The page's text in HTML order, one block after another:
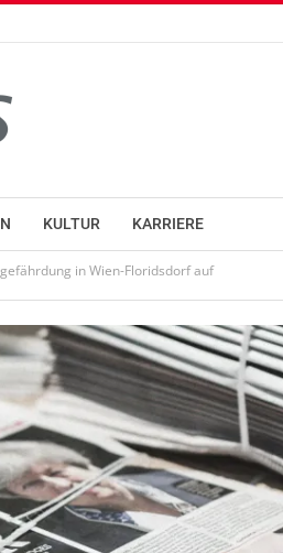
KULTUR KARRIERE
in Wien-Floridsdorf auf